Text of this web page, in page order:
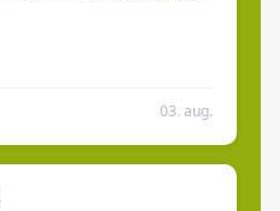
03. aug.